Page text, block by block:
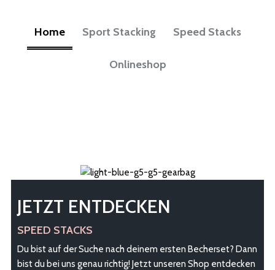
Home Sport Stacking Speed Stacks
Onlineshop
JETZT ENTDECKEN
SPEED STACKS
Du bist auf der Suche nach deinem ersten Becherset? Dann
bist du bei uns genau richtig! Jetzt unseren Shop entdecken